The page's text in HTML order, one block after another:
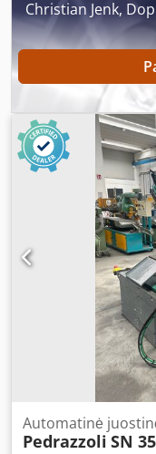
Christian Jenk,
Automatinė
Pedrazzoli SN